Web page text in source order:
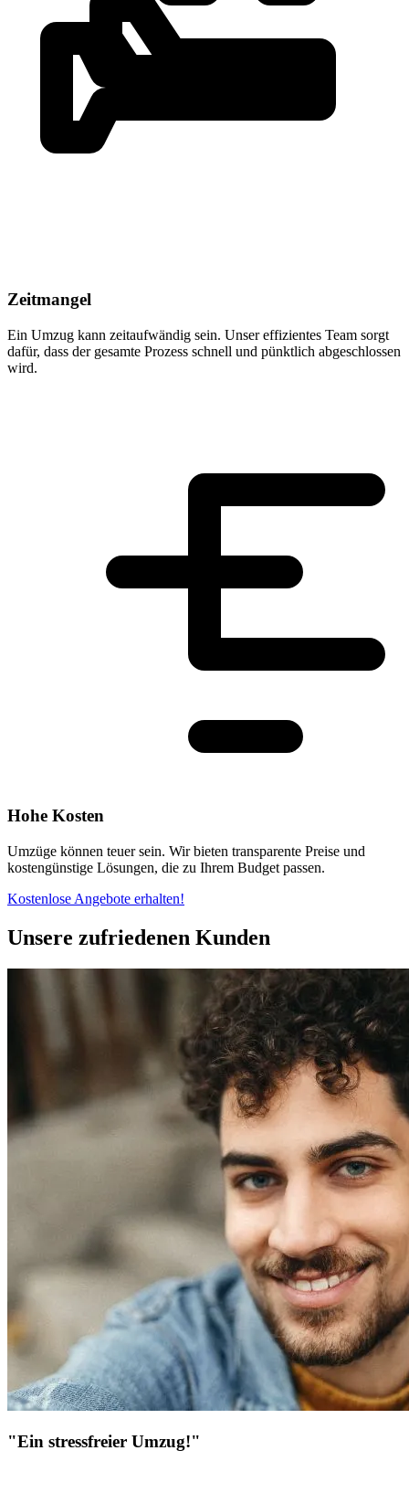
Zeitmangel
Ein Umzug kann zeitaufwändig sein. Unser effizientes Team sorgt
dafür, dass der gesamte Prozess schnell und pünktlich abgeschlossen
wird.
Hohe Kosten
Umzüge können teuer sein. Wir bieten transparente Preise und
kostengünstige Lösungen, die zu Ihrem Budget passen.
Kostenlose Angebote erhalten!
Unsere zufriedenen Kunden
"Ein stressfreier Umzug!"